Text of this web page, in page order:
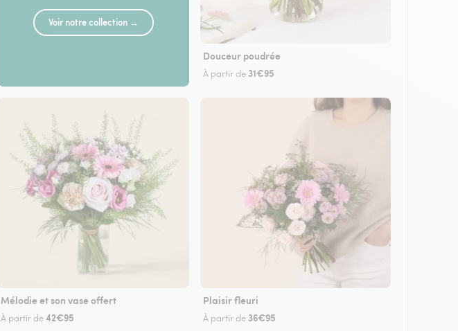
Voir notre collection →
Douceur poudrée
À partir de 31€95
Mélodie et son vase offert
À partir de42€95
Plaisir fleuri
À partir de 36€95